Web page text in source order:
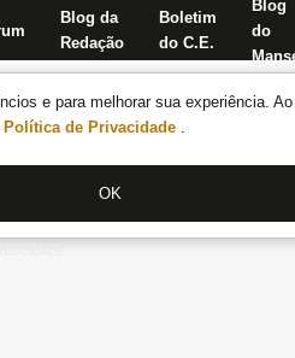
e para melhorar sua experiência.
Política de Privacidade .
OK
Blog da
Redação
Boletim
do C.E.
Blog
do